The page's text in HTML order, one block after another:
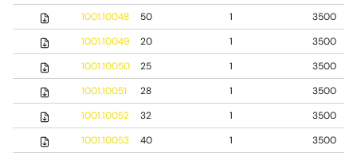
1001.10048
50 1
3500
1001.10049
20 1
3500
1001.10050
25 1
3500
1001.10051
28 1
3500
1001.10052
32 1
3500
1001.10053
40 1
3500